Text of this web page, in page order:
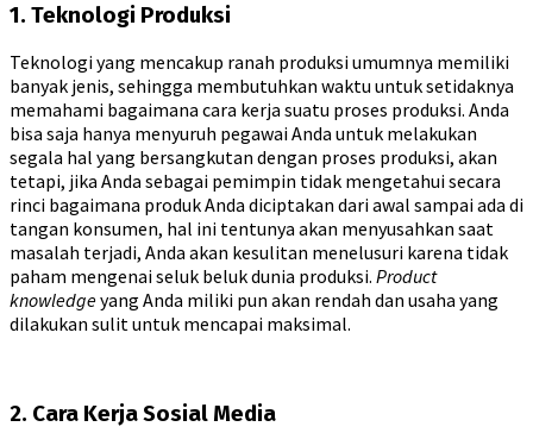
1. Teknologi Produksi
Teknologi yang mencakup ranah produksi umumnya memiliki
banyak jenis, sehingga membutuhkan waktu untuk setidaknya
memahami bagaimana cara kerja suatu proses produksi. Anda
bisa saja hanya menyuruh pegawai Anda untuk melakukan
segala hal yang bersangkutan dengan proses produksi, akan
tetapi, jika Anda sebagai pemimpin tidak mengetahui secara
rinci bagaimana produk Anda diciptakan dari awal sampai ada di
tangan konsumen, hal ini tentunya akan menyusahkan saat
masalah terjadi, Anda akan kesulitan menelusuri karena tidak
paham mengenai seluk beluk dunia produksi. Product
knowledgeyang Anda miliki pun akan rendah dan usaha yang
dilakukan sulit untuk mencapai maksimal.
2. Cara Kerja Sosial Media